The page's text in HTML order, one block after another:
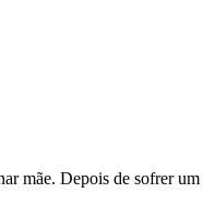
mãe. Depois de sofrer um